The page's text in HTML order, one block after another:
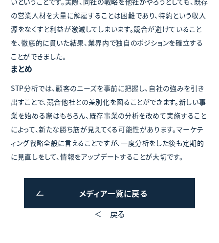
の営業人材を大量に解雇することは困難であり、特約という収入
源をなくすと利益が激減してしまいます。競合が避けていること
を、徹底的に貫いた結果、業界内で独自のポジションを確立する
ことができました。
まとめ
STP分析では、顧客のニーズを事前に把握し、自社の強みを引き
出すことで、競合他社との差別化を図ることができます。新しい事
業を始める際はもちろん、既存事業の分析を改めて実施すること
によって、新たな勝ち筋が見えてくる可能性があります。マーケテ
ィング戦略全般に言えることですが、一度分析をした後も定期的
に見直しをして、情報をアップデートすることが大切です。
メディア一覧に戻る
＜ 戻る